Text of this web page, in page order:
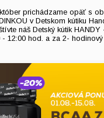
prichádzame opäť s
v Detskom kútiku
náš Detský kútik HANDY
- 12:00 hod. a za 2-